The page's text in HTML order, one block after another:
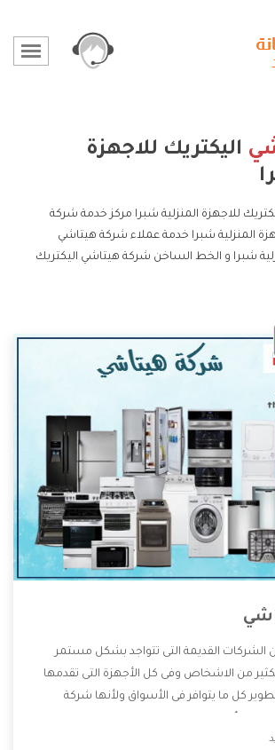
اليكتريك للاجهزة
للاجهزة المنزلية شبرا مركز خدمة شركة
المنزلية شبرا خدمة عملاء شركة هيتاشي
شبرا و الخط الساخن شركة هيتاشي اليكتريك
القديمة التى تتواجد بشكل مستمر
من الاشخاص وفى كل الأجهزة التى تقدمها
كل ما يتوافر فى الأسواق ولأنها شركة
العروض والخصومات التى تسهل على